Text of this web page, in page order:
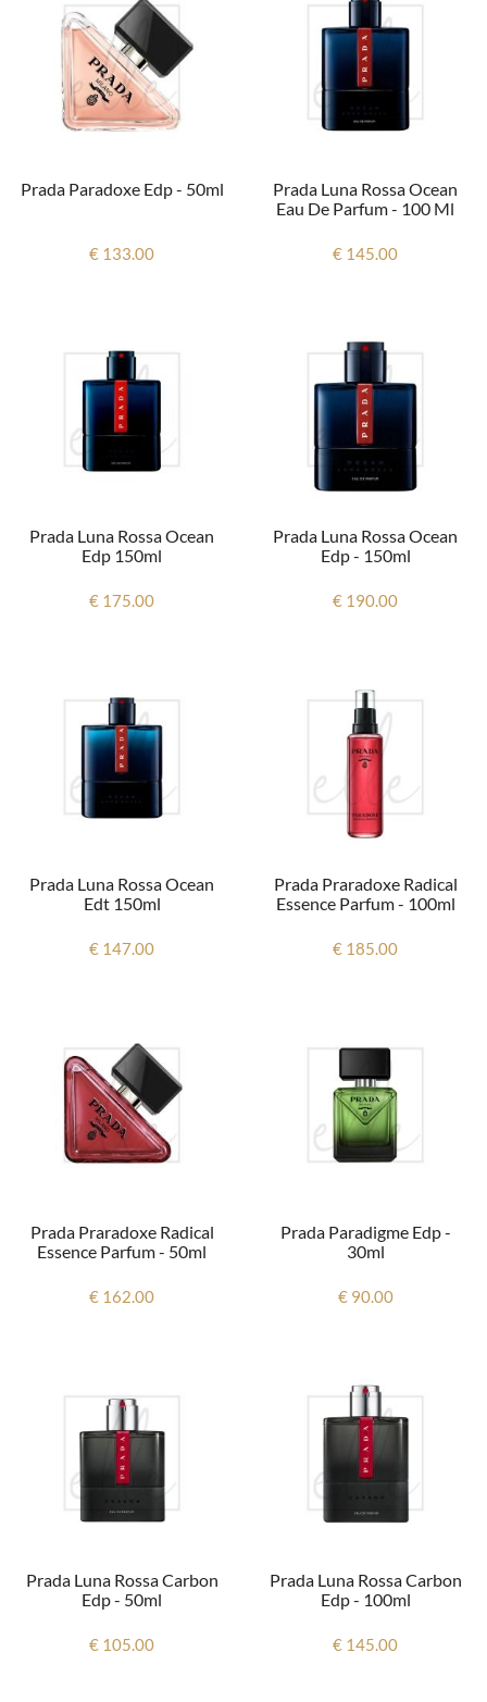
Prada Paradoxe Edp - 50ml
€ 133.00
Prada Luna Rossa Ocean
Eau De Parfum - 100 Ml
€ 145.00
Prada Luna Rossa Ocean
Edp 150ml
€ 175.00
Prada Luna Rossa Ocean
Edp - 150ml
€ 190.00
Prada Luna Rossa Ocean
Edt 150ml
€ 147.00
Prada Praradoxe Radical
Essence Parfum - 100ml
€ 185.00
Prada Praradoxe Radical
Essence Parfum - 50ml
€ 162.00
Prada Paradigme Edp -
30ml
€ 90.00
Prada Luna Rossa Carbon
Edp - 50ml
€ 105.00
Prada Luna Rossa Carbon
Edp - 100ml
€ 145.00